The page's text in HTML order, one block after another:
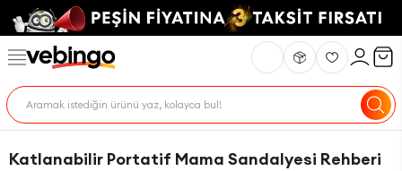
Katlanabilir Portatif Mama Sandalyesi Rehberi